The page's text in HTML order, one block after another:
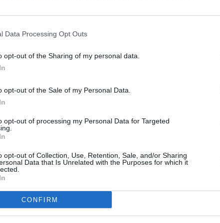
Data Processing Opt Outs
opt-out of the Sharing of my personal data.
opt-out of the Sale of my Personal Data.
opt-out of processing my Personal Data for Targeted
opt-out of Collection, Use, Retention, Sale, and/or Sharing
Data that Is Unrelated with the Purposes for which it
CONFIRM
UN COMMENTAIRE